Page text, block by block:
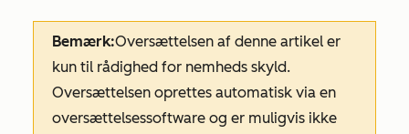
Bemærk:Oversættelsen af denne artikel er
kun til rådighed for nemheds skyld.
Oversættelsen oprettes automatisk via en
oversættelsessoftware og er muligvis ikke